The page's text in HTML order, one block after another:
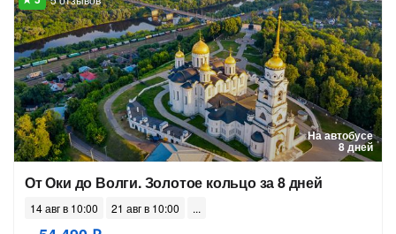
На автобусе
8 дней
От Оки до Волги. Золотое кольцо за 8 дней
14 авг в 10:00
21 авг в 10:00